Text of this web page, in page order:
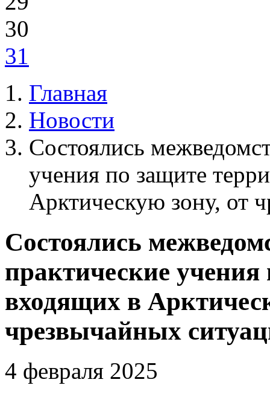
30
31
Главная
Новости
Состоялись
учения по защите
Арктическую зону, от
Состоялись
практические
входящих в
чрезвычайных
4 февраля 2025